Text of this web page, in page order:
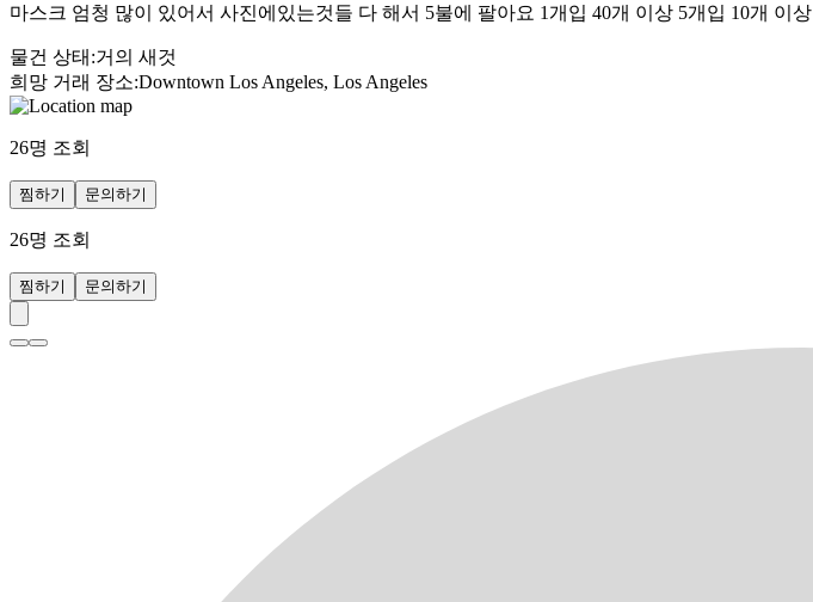
마스크 엄청 많이 있어서 사진에있는것들 다 해서 5불에 팔아요 1개입 40개 이상 5개입 10개 이상
물건 상태 :거의 새것
희망 거래 장소:Downtown Los Angeles, Los Angeles
26명 조회
찜하기 문의하기
26명 조회
찜하기 문의하기